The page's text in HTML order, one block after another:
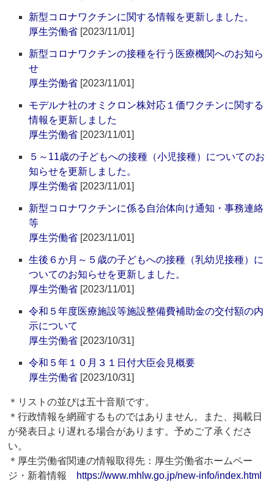
新型コロナワクチンに関する情報を更新しました。
厚生労働省 [2023/11/01]
新型コロナワクチンの接種を行う医療機関へのお知ら
せ
厚生労働省 [2023/11/01]
モデルナ社のオミクロン株対応１価ワクチンに関する
情報を更新しました
厚生労働省 [2023/11/01]
５～11歳の子どもへの接種（小児接種）についてのお
知らせを更新しました。
厚生労働省 [2023/11/01]
新型コロナワクチンに係る自治体向け通知・事務連絡
等
厚生労働省 [2023/11/01]
生後６か月～５歳の子どもへの接種（乳幼児接種）に
ついてのお知らせを更新しました。
厚生労働省 [2023/11/01]
令和５年度医療施設等施設整備費補助金の交付額の内
示について
厚生労働省 [2023/10/31]
令和５年１０月３１日付大臣会見概要
厚生労働省 [2023/10/31]
＊リストの並びは五十音順です。
＊行政情報を網羅するものではありません。また、掲載日
が発表日より遅れる場合があります。予めご了承くださ
い。
＊厚生労働省関連の情報取得先：厚生労働省ホームペー
ジ・新着情報 https://www.mhlw.go.jp/new-info/index.html